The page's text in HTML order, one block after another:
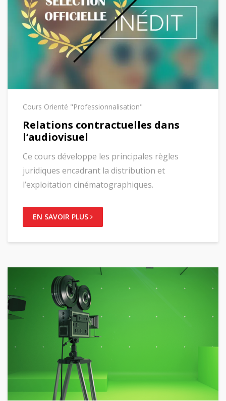
Cours Orienté "Professionnalisation"
Relations contractuelles dans
l’audiovisuel
Ce cours développe les principales règles
juridiques encadrant la distribution et
l’exploitation cinématographiques.
EN SAVOIR PLUS